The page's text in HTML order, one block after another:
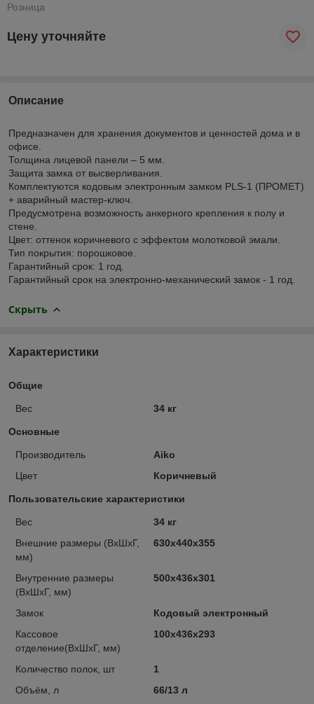
Розница
Цену уточняйте
Описание
Предназначен для хранения документов и ценностей дома и в
офисе.
Толщина лицевой панели – 5 мм.
Защита замка от высверливания.
Комплектуются кодовым электронным замком PLS-1 (ПРОМЕТ)
+ аварийный мастер-ключ.
Предусмотрена возможность анкерного крепления к полу и
стене.
Цвет: оттенок коричневого с эффектом молотковой эмали.
Тип покрытия: порошковое.
Гарантийный срок: 1 год.
Гарантийный срок на электронно-механический замок - 1 год.
Скрыть
Характеристики
Общие
Вес 34 кг
Основные
Производитель
Aiko
Цвет
Коричневый
Пользовательские характеристики
Вес
34 кг
Внешние размеры (ВхШхГ,
мм)
630x440x355
Внутренние размеры
(ВхШхГ, мм)
500x436x301
Замок
Кодовый электронный
Кассовое
отделение(ВхШхГ, мм)
100x436x293
Количество полок, шт
1
Объём, л
66/13 л